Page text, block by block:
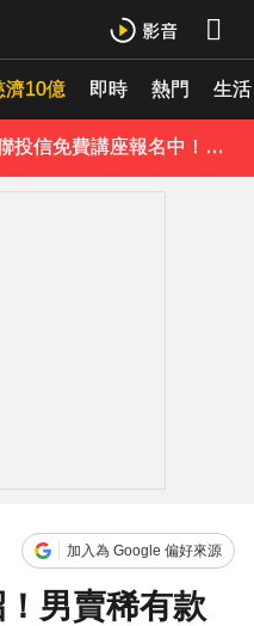
濟10億 即時 熱門 生活
天下大小事！
《理財達人秀》X 安聯投信免費講座報名中！搶先卡位 2027
加入為 Google 偏好來源
男賣稀有款